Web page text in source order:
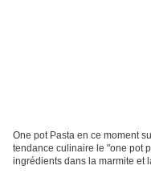
One pot Pasta en ce moment
tendance culinaire le "one pot
ingrédients dans la marmite et